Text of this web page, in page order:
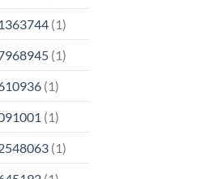
(1)
(1)
(1)
(1)
(1)